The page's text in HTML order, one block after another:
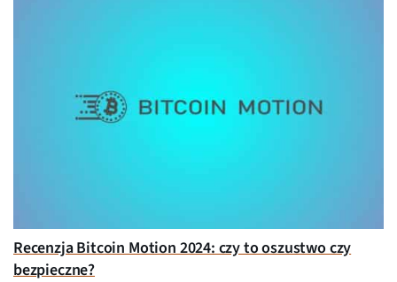
Recenzja Bitcoin Motion 2024: czy to oszustwo czy
bezpieczne?